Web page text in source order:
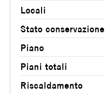
Locali
Stato conservazione
Piano
Piani totali
Riscaldamento